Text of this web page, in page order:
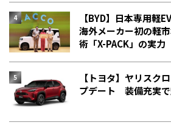
【BYD】日本専用軽
海外メーカー初の軽
術「X-PACK」の実力
【トヨタ】ヤリスク
プデート 装備充実